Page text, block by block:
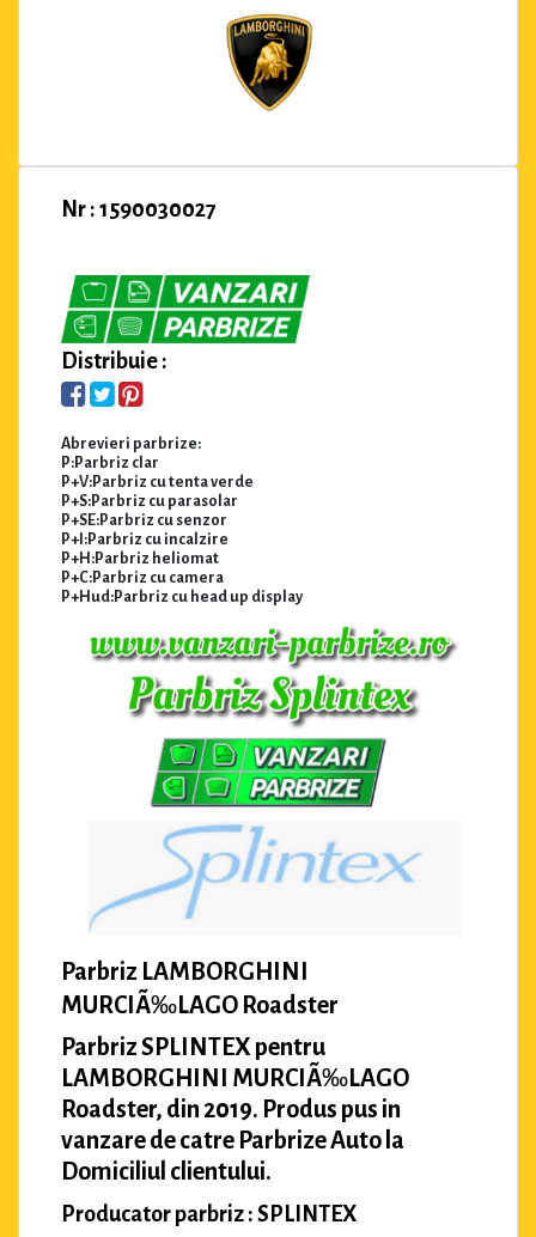
Nr : 1590030027
Distribuie :
Abrevieri parbrize:
P:Parbriz clar
P+V:Parbriz cu tenta verde
P+S:Parbriz cu parasolar
P+SE:Parbriz cu senzor
P+I:Parbriz cu incalzire
P+H:Parbriz heliomat
P+C:Parbriz cu camera
P+Hud:Parbriz cu head up display
Parbriz LAMBORGHINI
MURCIÃ‰LAGO Roadster
Parbriz SPLINTEX pentru
LAMBORGHINI MURCIÃ‰LAGO
Roadster, din 2019. Produs pus in
vanzare de catre Parbrize Auto la
Domiciliul clientului.
Producator parbriz : SPLINTEX